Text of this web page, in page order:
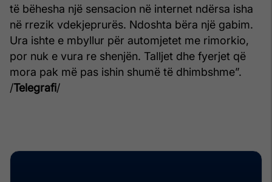
të bëhesha një sensacion në internet ndërsa isha
në rrezik vdekjeprurës. Ndoshta bëra një gabim.
Ura ishte e mbyllur për automjetet me rimorkio,
por nuk e vura re shenjën. Talljet dhe fyerjet që
mora pak më pas ishin shumë të dhimbshme”.
/Telegrafi/